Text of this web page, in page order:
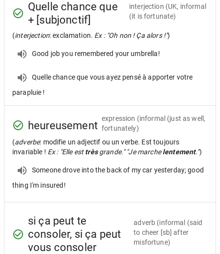
Quelle chance que
+ [subjonctif]
interjection (UK, informal
(it is fortunate)
(interjection: exclamation. Ex : "Oh non ! Ça alors !")
Good job you remembered your umbrella!
Quelle chance que vous ayez pensé à apporter votre
parapluie !
heureusement
expression (informal (just as well,
fortunately)
(adverbe: modifie un adjectif ou un verbe. Est toujours
invariable ! Ex : "Elle esttrèsgrande." "Je marchelentement.")
Someone drove into the back of my car yesterday; good
thing I'm insured!
si ça peut te
consoler, si ça peut
vous consoler
adverb (informal (said
to cheer [sb] after
misfortune)